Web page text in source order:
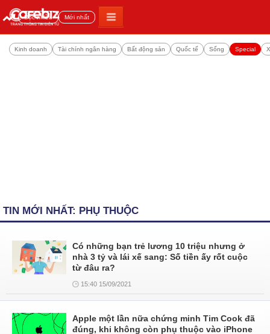
Đọc nhiều Mới nhất
Kinh doanh Tài chính ngân hàng Bất động sản Quốc tế Sống Special
TIN MỚI NHẤT: PHỤ THUỘC
Có những bạn trẻ lương 10 triệu nhưng ở
nhà 3 tỷ và lái xế sang: Số tiền ấy rốt cuộc
từ đâu ra?
15:40 15/09/2021
Apple một lần nữa chứng minh Tim Cook đã
đúng, khi không còn phụ thuộc vào iPhone